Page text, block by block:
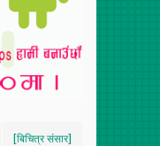
[बिचित्र संसार]